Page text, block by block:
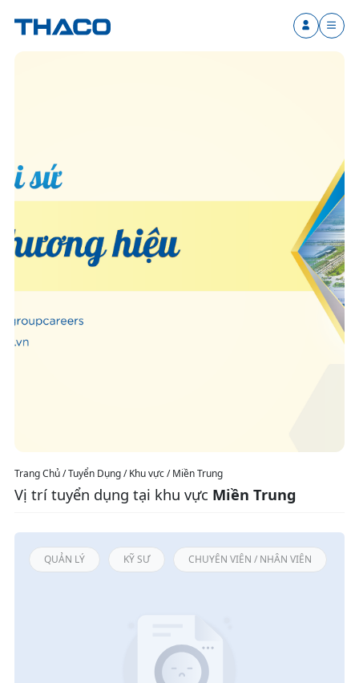
Trang Chủ / Tuyển Dụng / Khu vực / Miền Trung
Vị trí tuyển dụng tại khu vực Miền Trung
QUẢN LÝ KỸ SƯ CHUYÊN VIÊN / NHÂN VIÊN